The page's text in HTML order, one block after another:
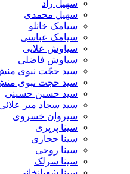
سهیل راد
سهیل محمدی
سیامک خانلو
سیامک عباسی
سیاوش علایی
سیاوش فاضلی
سید حجّت نبوی منش «کاوه»
سید حجت نبوی منش ( کاوه )
سید حسین حسینى
سید سجاد میر علائی
سیروان خسروی
سینا پرپری
سینا حجازی
سینا روحی
سینا سرلک